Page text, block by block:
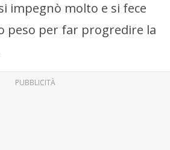
impegnò molto e si fece
peso per far progredire la
PUBBLICITÀ